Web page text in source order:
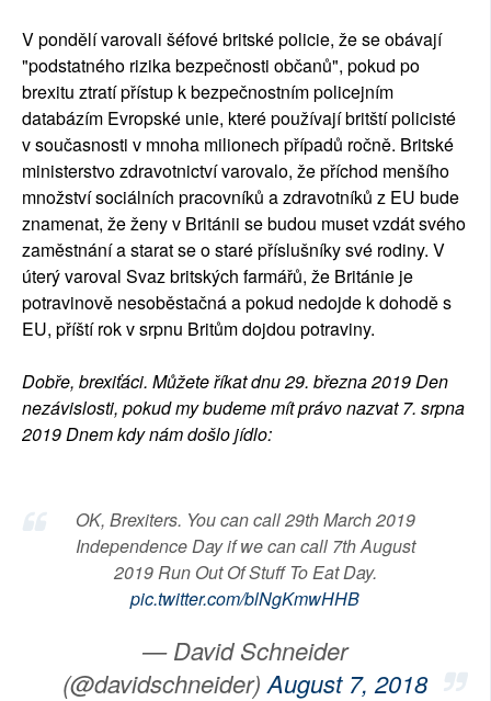
V pondělí varovali šéfové britské policie, že se obávají
"podstatného rizika bezpečnosti občanů", pokud po
brexitu ztratí přístup k bezpečnostním policejním
databázím Evropské unie, které používají britští policisté
v současnosti v mnoha milionech případů ročně. Britské
ministerstvo zdravotnictví varovalo, že příchod menšího
množství sociálních pracovníků a zdravotníků z EU bude
znamenat, že ženy v Británii se budou muset vzdát svého
zaměstnání a starat se o staré příslušníky své rodiny. V
úterý varoval Svaz britských farmářů, že Británie je
potravinově nesoběstačná a pokud nedojde k dohodě s
EU, příští rok v srpnu Britům dojdou potraviny.
Dobře, brexiťáci. Můžete říkat dnu 29. března 2019 Den
nezávislosti, pokud my budeme mít právo nazvat 7. srpna
2019 Dnem kdy nám došlo jídlo:
OK, Brexiters. You can call 29th March 2019
Independence Day if we can call 7th August
2019 Run Out Of Stuff To Eat Day.
pic.twitter.com/blNgKmwHHB
— David Schneider
(@davidschneider) August 7, 2018